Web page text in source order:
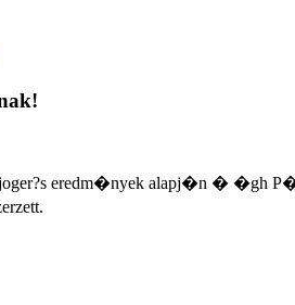
eredm�nyek alapj�n � �gh